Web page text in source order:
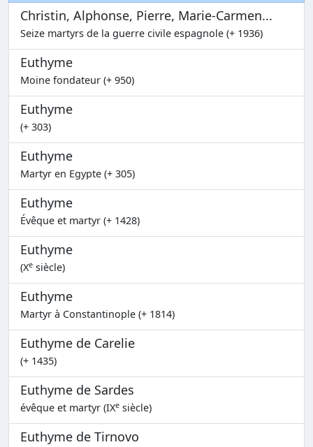
Christin, Alphonse, Pierre, Marie-Carmen...
Seize martyrs de la guerre civile espagnole (+ 1936)
Euthyme
Moine fondateur (+ 950)
Euthyme
(+ 303)
Euthyme
Martyr en Egypte (+ 305)
Euthyme
Évêque et martyr (+ 1428)
Euthyme
(Xe siècle)
Euthyme
Martyr à Constantinople (+ 1814)
Euthyme de Carelie
(+ 1435)
Euthyme de Sardes
évêque et martyr (IXe siècle)
Euthyme de Tirnovo